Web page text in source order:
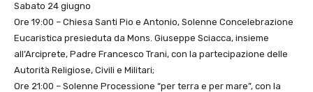
Sabato 24 giugno
Ore 19:00 – Chiesa Santi Pio e Antonio, Solenne Concelebrazione
Eucaristica presieduta da Mons. Giuseppe Sciacca, insieme
all’Arciprete, Padre Francesco Trani, con la partecipazione delle
Autorità Religiose, Civili e Militari;
Ore 21:00 – Solenne Processione “per terra e per mare”, con la